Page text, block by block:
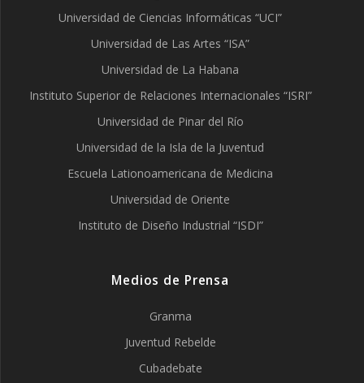
Universidad de Ciencias Informáticas “UCI”
Universidad de Las Artes “ISA”
Universidad de La Habana
Instituto Superior de Relaciones Internacionales “ISRI”
Universidad de Pinar del Río
Universidad de la Isla de la Juventud
Escuela Lationoamericana de Medicina
Universidad de Oriente
Instituto de Diseño Industrial “ISDI”
Medios de Prensa
Granma
Juventud Rebelde
Cubadebate